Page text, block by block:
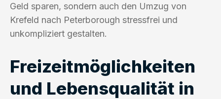
Geld sparen, sondern auch den Umzug von
Krefeld nach Peterborough stressfrei und
unkompliziert gestalten.
Freizeitmöglichkeiten
und Lebensqualität in